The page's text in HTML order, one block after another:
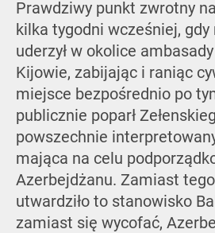
Prawdziwy punkt zwrotny
kilka tygodni wcześniej,
uderzył w okolice
Kijowie, zabijając i raniąc
miejsce bezpośrednio po
publicznie poparł
powszechnie
mająca na celu
Azerbejdżanu. Zamiast
utwardziło to stanowisko
zamiast się wycofać,